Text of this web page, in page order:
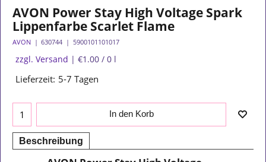
AVON Power Stay High Voltage Spark
Lippenfarbe Scarlet Flame
AVON 630744 5900101101017
€19.00
€13.99
inkl. MwSt
Lieferzeit: